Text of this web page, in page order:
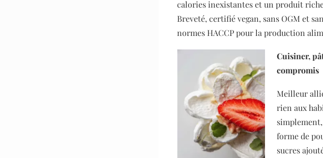
calories inexistantes et un produit
Breveté, certifié vegan, sans OGM et
normes HACCP pour la production
Cuisiner,
compromis
Meilleur
rien aux
forme de
sucres